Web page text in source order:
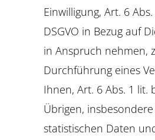
Einwilligung, Art. 6
DSGVO in Bezug auf
in Anspruch nehmen,
Durchführung eines
Ihnen, Art. 6 Abs. 1 lit.
Übrigen,
statistischen Daten